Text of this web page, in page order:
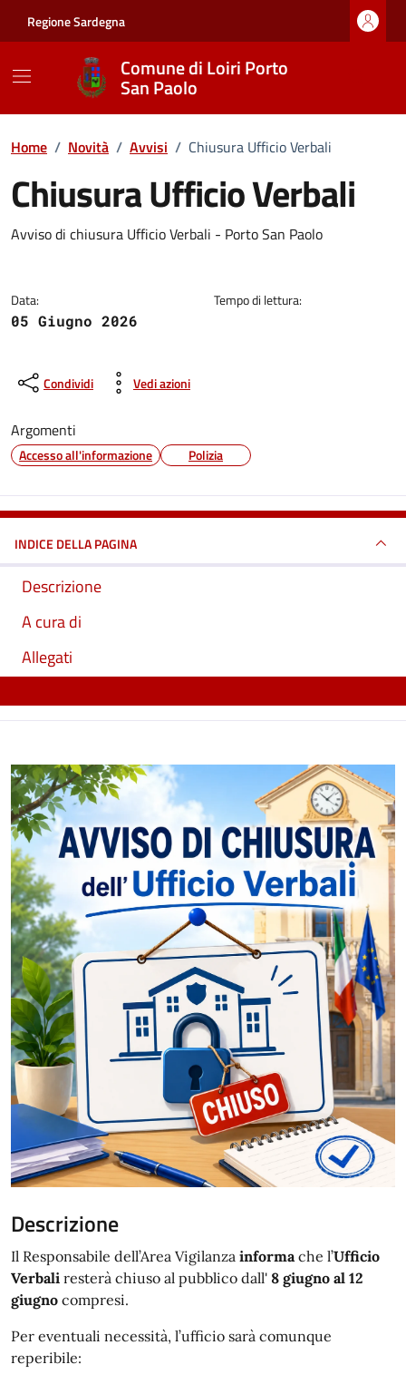
Regione Sardegna
Comune di Loiri Porto
San Paolo
Home / Novità / Avvisi / Chiusura Ufficio Verbali
Chiusura Ufficio Verbali
Dettagli della notizia
Avviso di chiusura Ufficio Verbali - Porto San Paolo
Data:
05 Giugno 2026
Tempo di lettura:
Condividi Vedi azioni
Argomenti
Accesso all'informazione Polizia
INDICE DELLA PAGINA
Descrizione
A cura di
Allegati
Descrizione
Il Responsabile dell’Area Vigilanza informache l’Ufficio
Verbali resterà chiuso al pubblico dall' 8 giugno al 12
giugno compresi.
Per eventuali necessità, l’ufficio sarà comunque
reperibile: